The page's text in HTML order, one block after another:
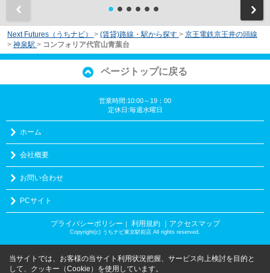
Next Futures（うちナビ） > (賃貸)路線・駅から探す > 京王電鉄京王井の頭線
> 神泉駅 > コンフォリア代官山青葉台
ページトップに戻る
営業時間:10:00～19：00
定休日:毎週水曜日
ホーム
会社概要
お問い合わせ
PCサイト
プライバシーポリシー 利用規約 ｜アクセスマップ
Copyright(c) うちナビ東京駅前店 All rights reserved.
当サイトでは、お客様の当サイト利用状況把握、サービス向上検討を目的と
して、クッキー（Cookie）を使用しています。